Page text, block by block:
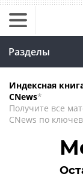
Разделы
Индексная
CNews*
Получите все
CNews по